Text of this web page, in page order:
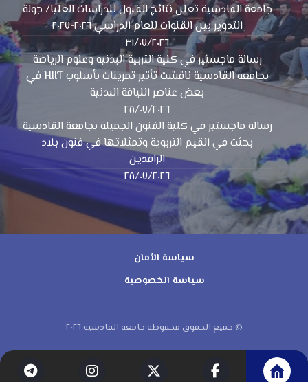
جامعة القادسية تعلن نتائج القبول للدراسات العليا/ جولة
التدوير بين القنوات للعام الدراسي ٢٠٢٦-٢٠٢٧
٣١/٠٧/٢٠٢٦
رسالة ماجستير في كلية التربية البدنية وعلوم الرياضة
بجامعة القادسية ناقشت تأثير تمرينات بأسلوب HIIT في
بعض عناصر اللياقة البدنية
٢٨/٠٧/٢٠٢٦
رسالة ماجستير في كلية الفنون الجميلة بجامعة القادسية
بحثت في القيم التربوية وتمثلاتها في فنون بلاد
الرافدين
٢٨/٠٧/٢٠٢٦
سياسة الأمان
سياسة الخصوصية
© جميع الحقوق محفوظة جامعة القادسية ٢٠٢٦